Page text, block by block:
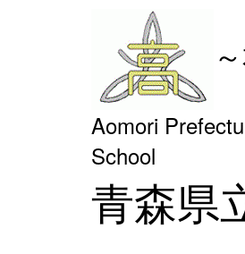
Aomori
青森県